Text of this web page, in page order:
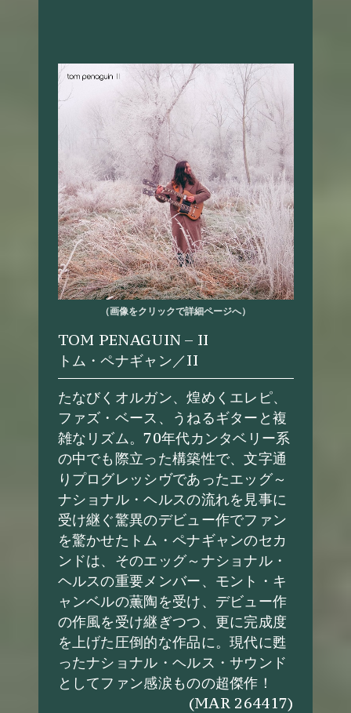
（画像をクリックで詳細ページへ）
TOM PENAGUIN – II
トム・ペナギャン／II
たなびくオルガン、煌めくエレピ、
ファズ・ベース、うねるギターと複
雑なリズム。70年代カンタベリー系
の中でも際立った構築性で、文字通
りプログレッシヴであったエッグ～
ナショナル・ヘルスの流れを見事に
受け継ぐ驚異のデビュー作でファン
を驚かせたトム・ペナギャンのセカ
ンドは、そのエッグ～ナショナル・
ヘルスの重要メンバー、モント・キ
ャンベルの薫陶を受け、デビュー作
の作風を受け継ぎつつ、更に完成度
を上げた圧倒的な作品に。現代に甦
ったナショナル・ヘルス・サウンド
としてファン感涙ものの超傑作！
(MAR 264417)